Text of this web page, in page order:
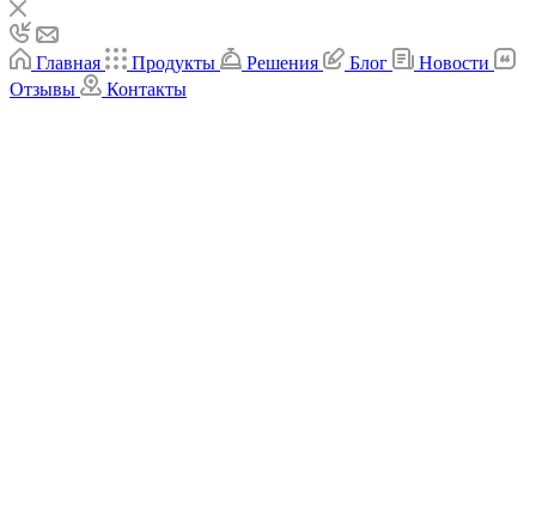
Главная Продукты Решения Блог
Новости
Отзывы
Контакты